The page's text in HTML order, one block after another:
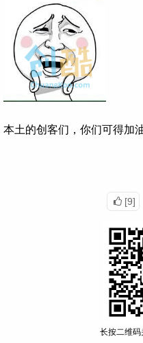
本土的创客们，你们可得加
[9]
长按二维